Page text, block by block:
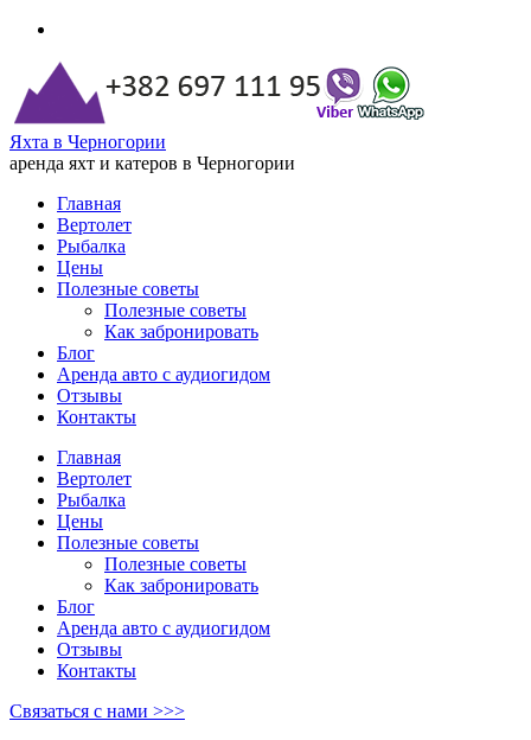
Яхта в Черногории
аренда яхт и катеров в Черногории
Главная
Вертолет
Рыбалка
Цены
Полезные советы
Полезные советы
Как забронировать
Блог
Аренда авто с аудиогидом
Отзывы
Контакты
Главная
Вертолет
Рыбалка
Цены
Полезные советы
Полезные советы
Как забронировать
Блог
Аренда авто с аудиогидом
Отзывы
Контакты
Связаться с нами >>>